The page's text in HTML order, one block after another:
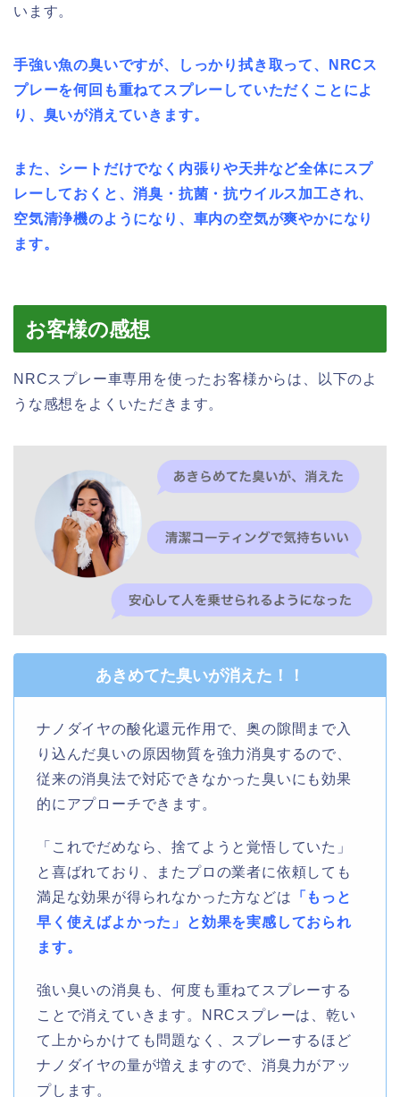
います。
手強い魚の臭いですが、しっかり拭き取って、NRCス
プレーを何回も重ねてスプレーしていただくことによ
り、臭いが消えていきます。
また、シートだけでなく内張りや天井など全体にスプ
レーしておくと、消臭・抗菌・抗ウイルス加工され、
空気清浄機のようになり、車内の空気が爽やかになり
ます。
お客様の感想
NRCスプレー車専用を使ったお客様からは、以下のよ
うな感想をよくいただきます。
あきめてた臭いが消えた！！
ナノダイヤの酸化還元作用で、奥の隙間まで入
り込んだ臭いの原因物質を強力消臭するので、
従来の消臭法で対応できなかった臭いにも効果
的にアプローチできます。
「これでだめなら、捨てようと覚悟していた」
と喜ばれており、またプロの業者に依頼しても
満足な効果が得られなかった方などは 「もっと
早く使えばよかった」と効果を実感しておられ
ます。
強い臭いの消臭も、何度も重ねてスプレーする
ことで消えていきます。NRCスプレーは、乾い
て上からかけても問題なく、スプレーするほど
ナノダイヤの量が増えますので、消臭力がアッ
プします。